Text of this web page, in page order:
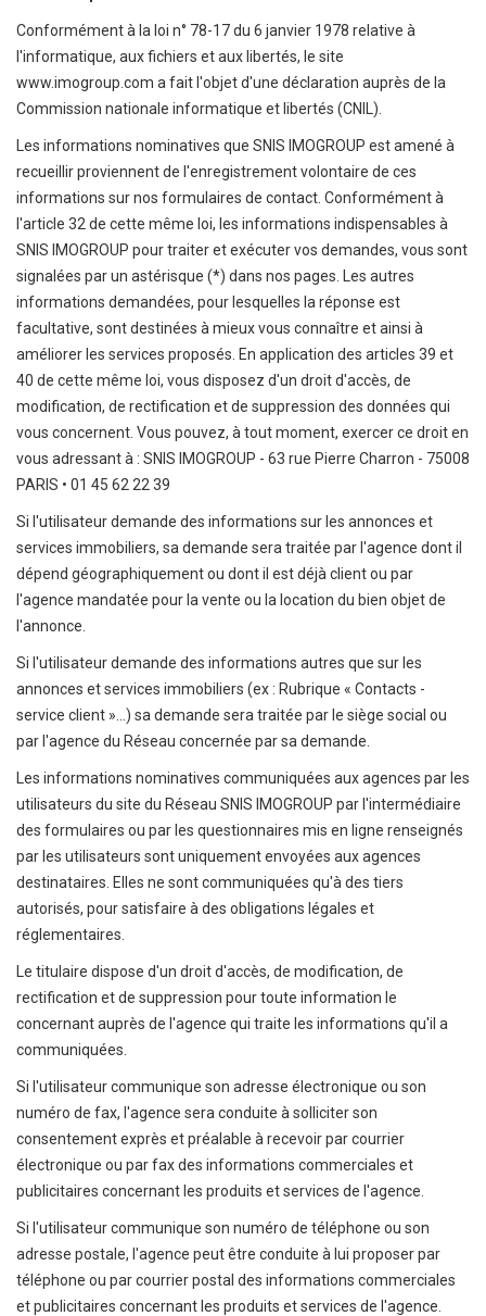
Conformément à la loi n° 78-17 du 6 janvier 1978 relative à
l'informatique, aux fichiers et aux libertés, le site
www.imogroup.com a fait l'objet d'une déclaration auprès de la
Commission nationale informatique et libertés (CNIL).
Les informations nominatives que SNIS IMOGROUP est amené à
recueillir proviennent de l'enregistrement volontaire de ces
informations sur nos formulaires de contact. Conformément à
l'article 32 de cette même loi, les informations indispensables à
SNIS IMOGROUP pour traiter et exécuter vos demandes, vous sont
signalées par un astérisque (*) dans nos pages. Les autres
informations demandées, pour lesquelles la réponse est
facultative, sont destinées à mieux vous connaître et ainsi à
améliorer les services proposés. En application des articles 39 et
40 de cette même loi, vous disposez d'un droit d'accès, de
modification, de rectification et de suppression des données qui
vous concernent. Vous pouvez, à tout moment, exercer ce droit en
vous adressant à : SNIS IMOGROUP - 63 rue Pierre Charron - 75008
PARIS • 01 45 62 22 39
Si l'utilisateur demande des informations sur les annonces et
services immobiliers, sa demande sera traitée par l'agence dont il
dépend géographiquement ou dont il est déjà client ou par
l'agence mandatée pour la vente ou la location du bien objet de
l'annonce.
Si l'utilisateur demande des informations autres que sur les
annonces et services immobiliers (ex : Rubrique « Contacts -
service client »...) sa demande sera traitée par le siège social ou
par l'agence du Réseau concernée par sa demande.
Les informations nominatives communiquées aux agences par les
utilisateurs du site du Réseau SNIS IMOGROUP par l'intermédiaire
des formulaires ou par les questionnaires mis en ligne renseignés
par les utilisateurs sont uniquement envoyées aux agences
destinataires. Elles ne sont communiquées qu'à des tiers
autorisés, pour satisfaire à des obligations légales et
réglementaires.
Le titulaire dispose d'un droit d'accès, de modification, de
rectification et de suppression pour toute information le
concernant auprès de l'agence qui traite les informations qu'il a
communiquées.
Si l'utilisateur communique son adresse électronique ou son
numéro de fax, l'agence sera conduite à solliciter son
consentement exprès et préalable à recevoir par courrier
électronique ou par fax des informations commerciales et
publicitaires concernant les produits et services de l'agence.
Si l'utilisateur communique son numéro de téléphone ou son
adresse postale, l'agence peut être conduite à lui proposer par
téléphone ou par courrier postal des informations commerciales
et publicitaires concernant les produits et services de l'agence.